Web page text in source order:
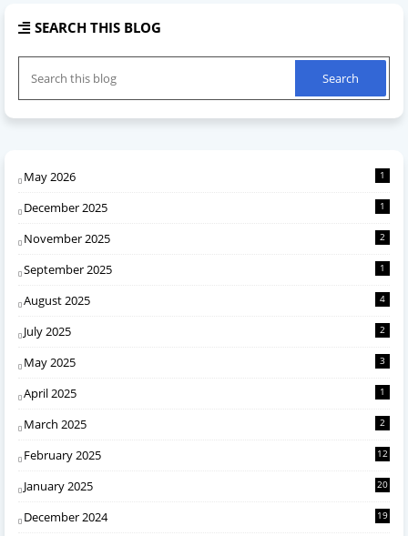
SEARCH THIS BLOG
May 2026 1
December 2025 1
November 2025 2
September 2025 1
August 2025 4
July 2025 2
May 2025 3
April 2025 1
March 2025 2
February 2025 12
January 2025 20
December 2024 19